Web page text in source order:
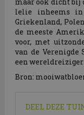
maar ook dicht bij
lelie inheems in
Griekenland,
de meeste
voor, met
van de Verenigde
een
Bron:
DEEL DEZE